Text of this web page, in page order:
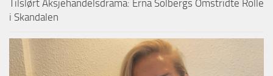
Tilslørt Aksjehandelsdrama: Erna Solbergs Omstridte Rolle
i Skandalen